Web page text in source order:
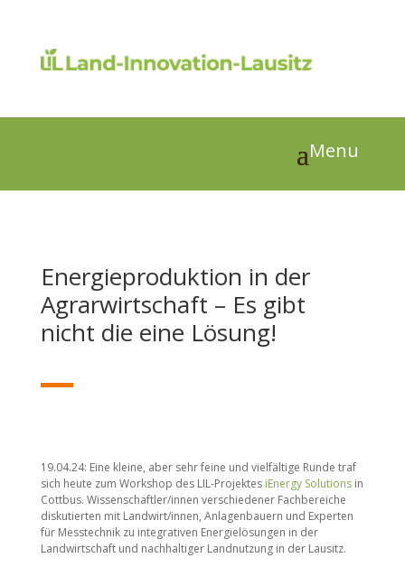
Energieproduktion in der
Agrarwirtschaft – Es gibt
nicht die eine Lösung!
19.04.24: Eine kleine, aber sehr feine und vielfältige Runde traf
sich heute zum Workshop des LIL-Projektes iEnergy Solutionsin
Cottbus. Wissenschaftler/innen verschiedener Fachbereiche
diskutierten mit Landwirt/innen, Anlagenbauern und Experten
für Messtechnik zu integrativen Energielösungen in der
Landwirtschaft und nachhaltiger Landnutzung in der Lausitz.